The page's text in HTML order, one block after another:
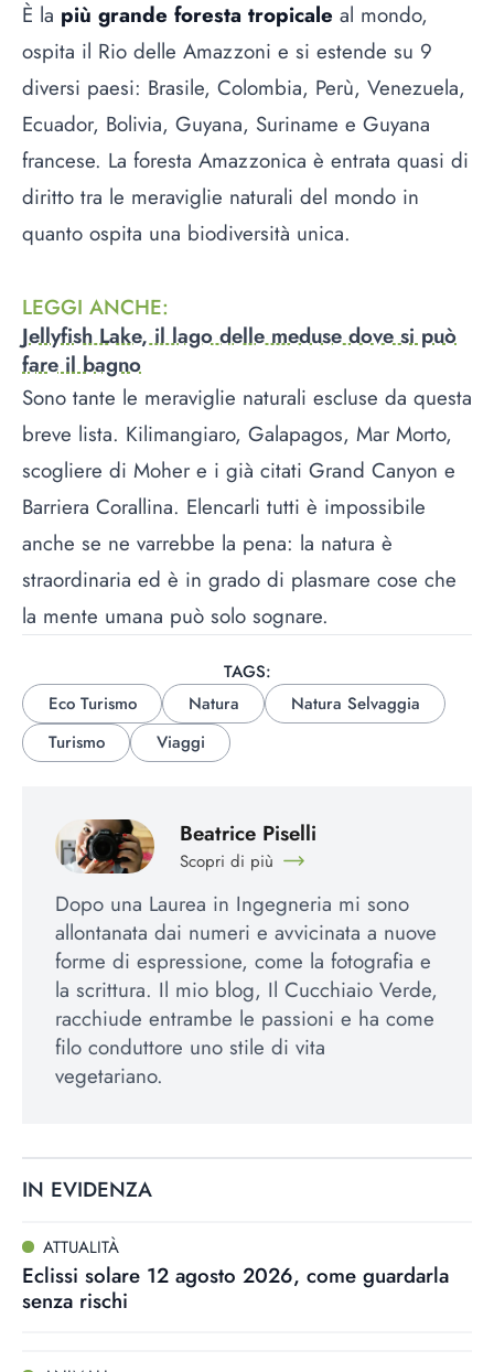
È la più grande foresta tropicale al mondo,
ospita il Rio delle Amazzoni e si estende su 9
diversi paesi: Brasile, Colombia, Perù, Venezuela,
Ecuador, Bolivia, Guyana, Suriname e Guyana
francese. La foresta Amazzonica è entrata quasi di
diritto tra le meraviglie naturali del mondo in
quanto ospita una biodiversità unica.
LEGGI ANCHE:
Jellyfish Lake, il lago delle meduse dove si può
fare il bagno
Sono tante le meraviglie naturali escluse da questa
breve lista. Kilimangiaro, Galapagos, Mar Morto,
scogliere di Moher e i già citati Grand Canyon e
Barriera Corallina. Elencarli tutti è impossibile
anche se ne varrebbe la pena: la natura è
straordinaria ed è in grado di plasmare cose che
la mente umana può solo sognare.
TAGS:
Eco Turismo
Natura
Natura Selvaggia
Turismo
Viaggi
Beatrice Piselli
Scopri di più
Dopo una Laurea in Ingegneria mi sono
allontanata dai numeri e avvicinata a nuove
forme di espressione, come la fotografia e
la scrittura. Il mio blog, Il Cucchiaio Verde,
racchiude entrambe le passioni e ha come
filo conduttore uno stile di vita
vegetariano.
IN EVIDENZA
ATTUALITÀ
Eclissi solare 12 agosto 2026, come guardarla
senza rischi